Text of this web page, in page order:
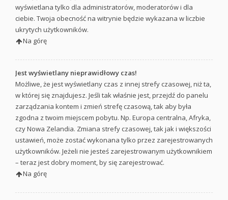
wyświetlana tylko dla administratorów, moderatorów i dla
ciebie. Twoja obecność na witrynie będzie wykazana w liczbie
ukrytych użytkowników.
Na górę
Jest wyświetlany nieprawidłowy czas!
Możliwe, że jest wyświetlany czas z innej strefy czasowej, niż ta,
w której się znajdujesz. Jeśli tak właśnie jest, przejdź do panelu
zarządzania kontem i zmień strefę czasową, tak aby była
zgodna z twoim miejscem pobytu. Np. Europa centralna, Afryka,
czy Nowa Zelandia. Zmiana strefy czasowej, tak jak i większości
ustawień, może zostać wykonana tylko przez zarejestrowanych
użytkowników. Jeżeli nie jesteś zarejestrowanym użytkownikiem
– teraz jest dobry moment, by się zarejestrować.
Na górę